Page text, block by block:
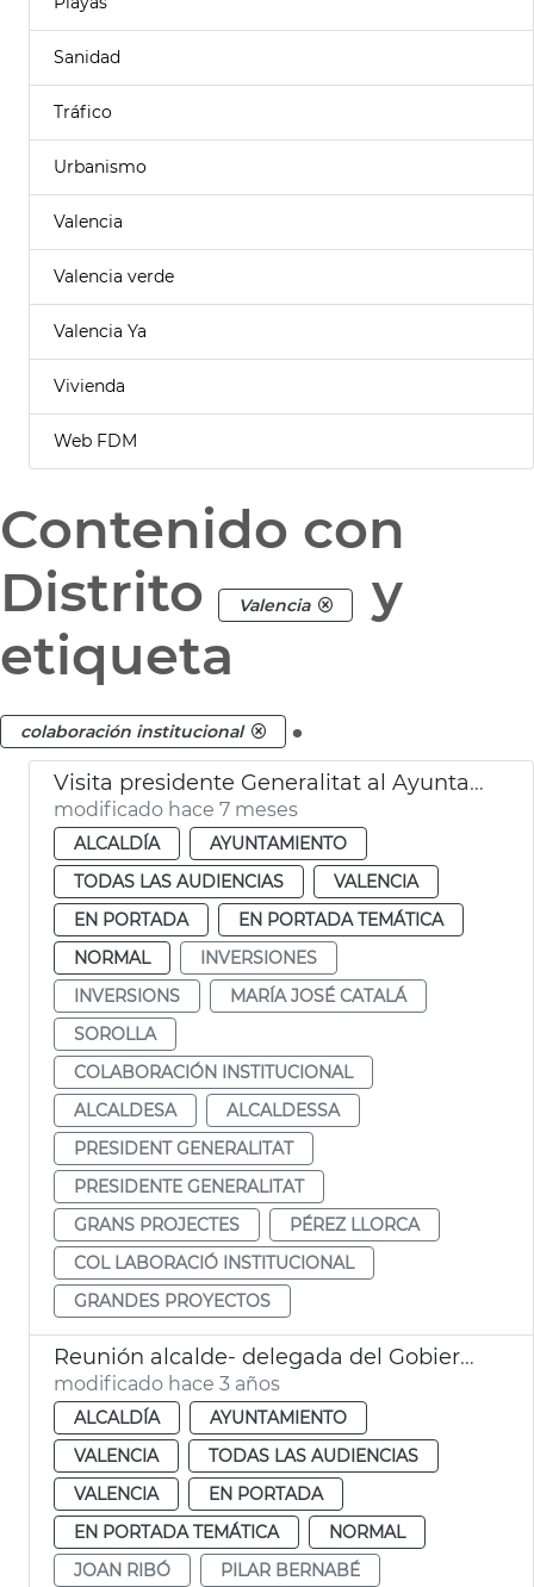
Sanidad
Tráfico
Urbanismo
Valencia
Valencia verde
Valencia Ya
Vivienda
Web FDM
Contenido con
Distrito
Valencia
y
etiqueta
colaboración institucional .
Visita presidente Generalitat al Ayuntamiento. Sorolla
modificado hace 7 meses
ALCALDÍA
AYUNTAMIENTO
TODAS LAS AUDIENCIAS
VALENCIA
EN PORTADA
EN PORTADA TEMÁTICA
NORMAL
INVERSIONES
INVERSIONS
MARÍA JOSÉ CATALÁ
SOROLLA
COLABORACIÓN INSTITUCIONAL
ALCALDESA
ALCALDESSA
PRESIDENT GENERALITAT
PRESIDENTE GENERALITAT
GRANS PROJECTES
PÉREZ LLORCA
COL LABORACIÓ INSTITUCIONAL
GRANDES PROYECTOS
Reunión alcalde- delegada del Gobierno
modificado hace 3 años
ALCALDÍA
AYUNTAMIENTO
VALENCIA
TODAS LAS AUDIENCIAS
VALENCIA
EN PORTADA
EN PORTADA TEMÁTICA
NORMAL
JOAN RIBÓ
PILAR BERNABÉ